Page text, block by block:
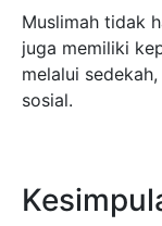
Muslimah tidak
juga memiliki
melalui
sosial.